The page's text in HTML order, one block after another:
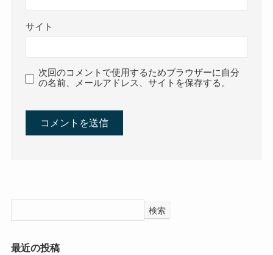
サイト
次回のコメントで使用するためブラウザーに自分
の名前、メールアドレス、サイトを保存する。
検索
最近の投稿